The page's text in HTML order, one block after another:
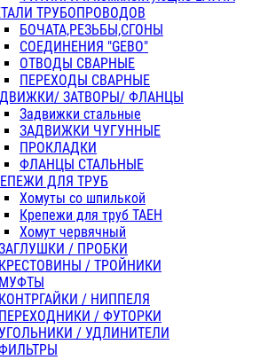
ТРУБОПРОВОДОВ
БОЧАТА,РЕЗЬБЫ,СГОНЫ
СОЕДИНЕНИЯ "GEBO"
ОТВОДЫ СВАРНЫЕ
ПЕРЕХОДЫ СВАРНЫЕ
ЗАТВОРЫ/ ФЛАНЦЫ
Задвижки стальные
ЗАДВИЖКИ ЧУГУННЫЕ
ПРОКЛАДКИ
ФЛАНЦЫ СТАЛЬНЫЕ
ДЛЯ ТРУБ
Хомуты со шпилькой
Крепежи для труб ТАЕН
Хомут червячный
/ ПРОБКИ
/ ТРОЙНИКИ
/ НИППЕЛЯ
/ ФУТОРКИ
/ УДЛИНИТЕЛИ